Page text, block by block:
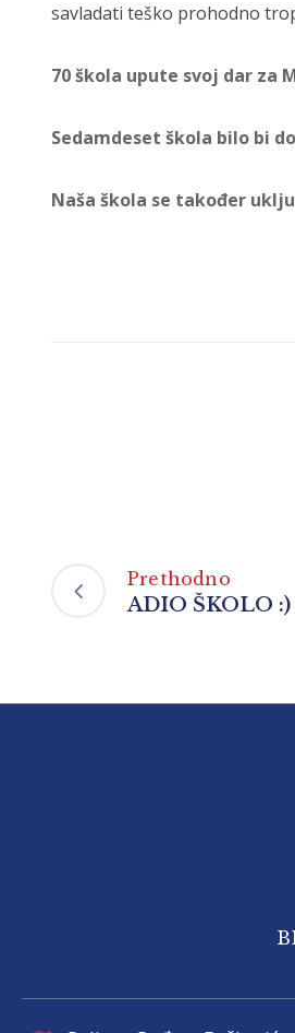
savladati teško prohodno
70 škola upute svoj dar za
Sedamdeset škola bilo bi
Naša škola se također
Prethodno
ADIO ŠKOLO :)